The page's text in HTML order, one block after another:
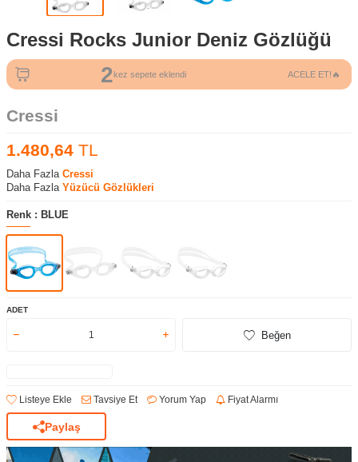
Cressi Rocks Junior Deniz Gözlüğü
2kez sepete eklendi
50kez görüntülendi ACELE ET!🔥
Cressi
1.480,64 TL
Daha Fazla Cressi
Daha Fazla Yüzücü Gözlükleri
Renk : BLUE
ADET
Beğen
Listeye Ekle Tavsiye Et Yorum Yap Fiyat Alarmı
Paylaş